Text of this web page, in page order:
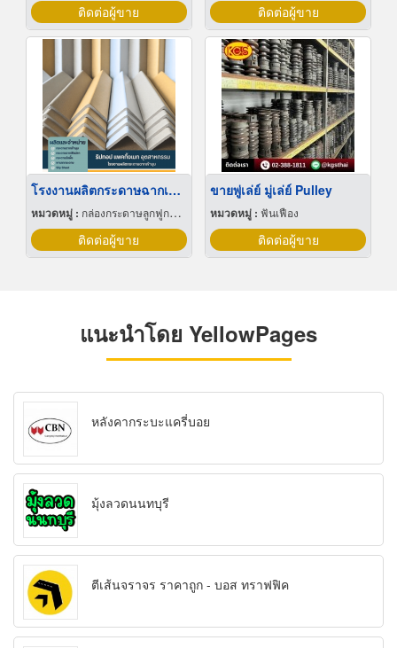
ติดต่อผู้ขาย ติดต่อผู้ขาย
โรงงานผลิตกระดาษฉากเข้ามุม
หมวดหมู่ : กล่องกระดาษลูกฟูกและไฟเบอร์
ติดต่อผู้ขาย
ขายพู่เล่ย์ มู่เล่ย์ Pulley
หมวดหมู่ : ฟันเฟือง
ติดต่อผู้ขาย
แนะนำโดย YellowPages
หลังคากระบะแครี่บอย
มุ้งลวดนนทบุรี
ตีเส้นจราจร ราคาถูก - บอส ทราฟฟิค